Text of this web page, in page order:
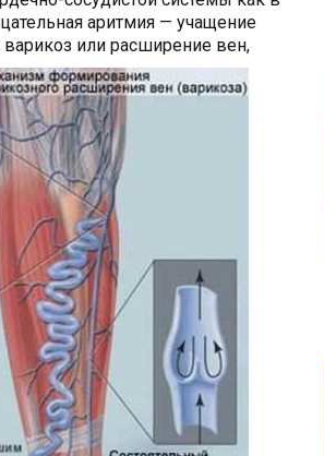
аритмия — учащение
или расширение вен,